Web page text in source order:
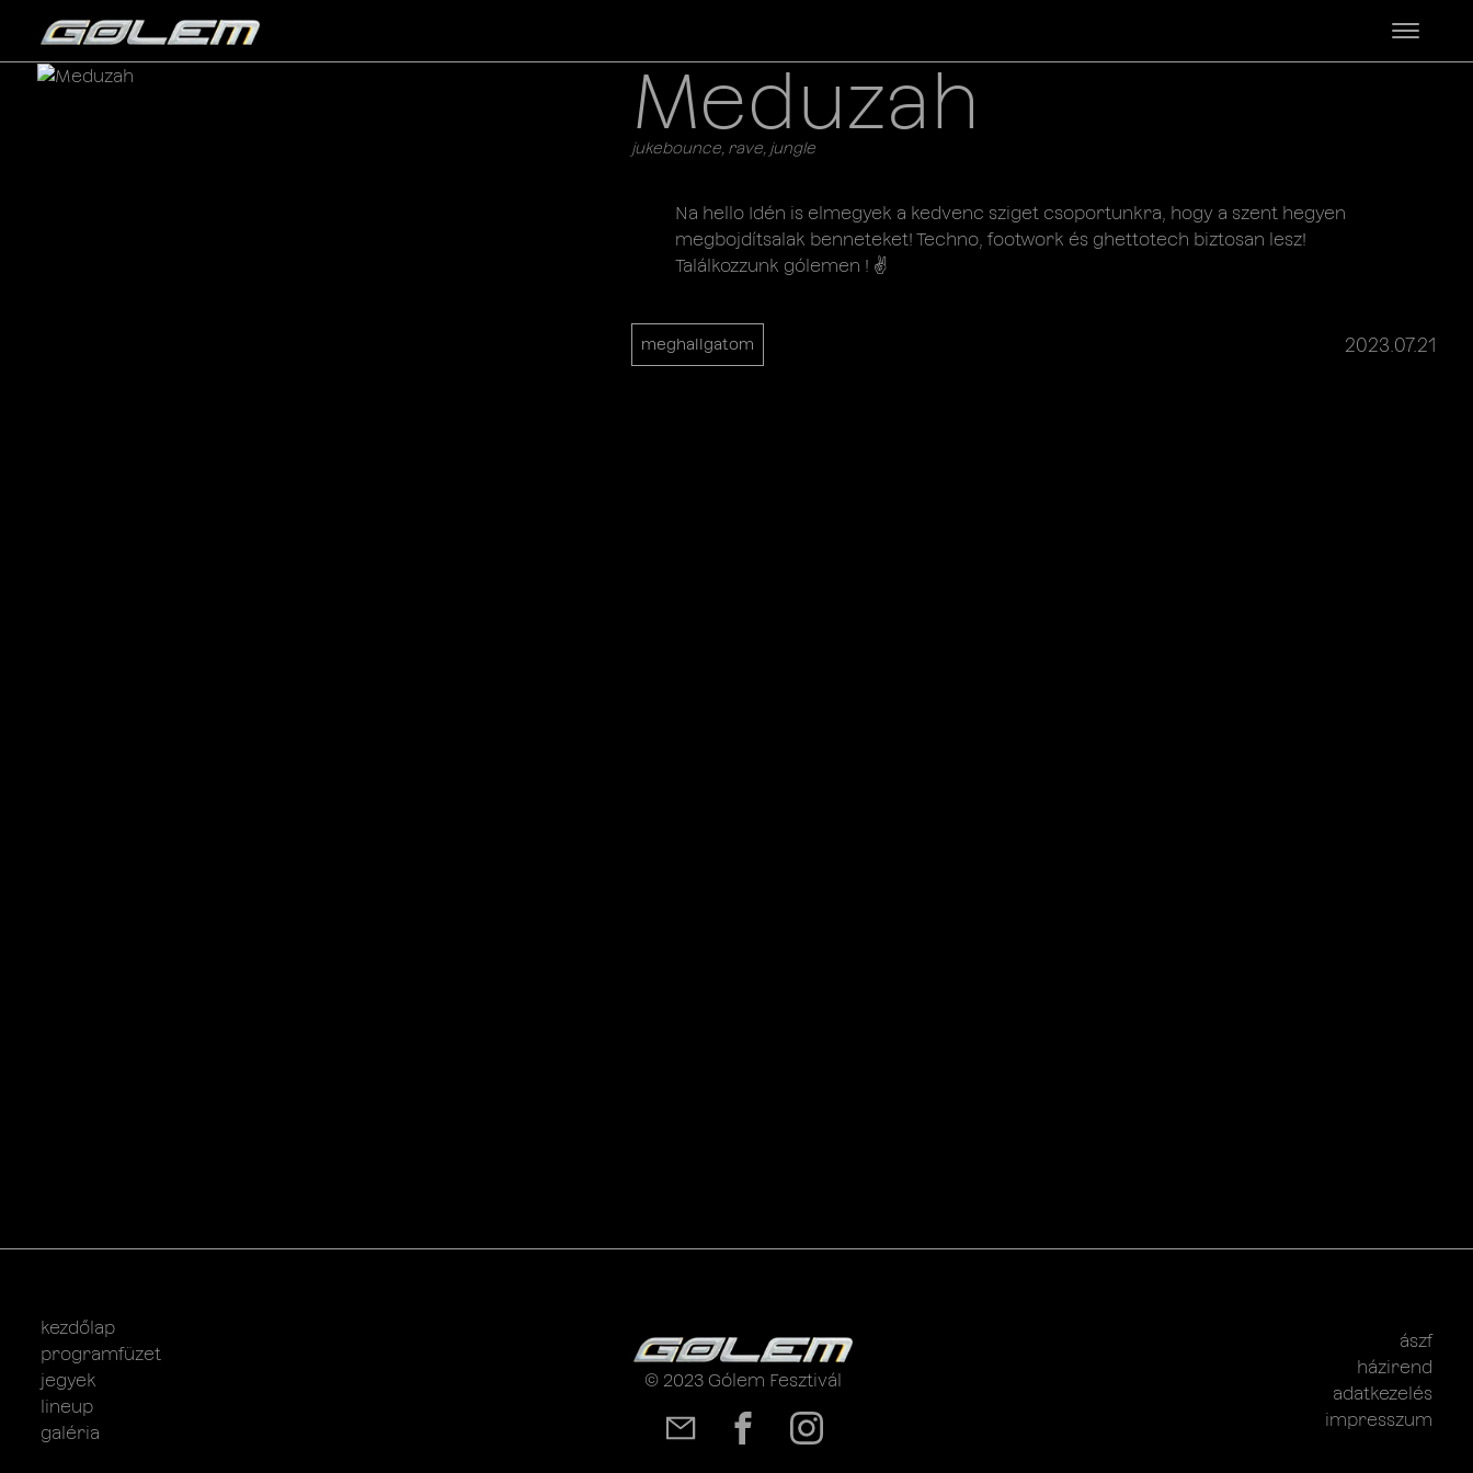
Meduzah
jukebounce, rave, jungle
Na hello Idén is elmegyek a kedvenc sziget csoportunkra, hogy a szent hegyen
megbojdítsalak benneteket! Techno, footwork és ghettotech biztosan lesz!
Találkozzunk gólemen ! ✌️
meghallgatom 2023.07.21
kezdőlap
programfüzet
jegyek
lineup
galéria
© 2023 Gólem Fesztivál
ászf
házirend
adatkezelés
impresszum